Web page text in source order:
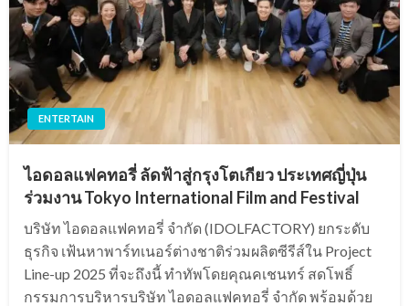
ENTERTAIN
ไอดอลแฟคทอรี่ ลัดฟ้าสู่กรุงโตเกียว ประเทศญี่ปุ่น
ร่วมงาน Tokyo International Film and Festival
บริษัท ไอดอลแฟคทอรี่ จำกัด (IDOLFACTORY) ยกระดับ
ธุรกิจ เฟ้นหาพาร์ทเนอร์ต่างชาติร่วมผลิตซีรีส์ใน Project
Line-up 2025 ที่จะถึงนี้ ทำทัพโดยคุณคเชนทร์ สดโพธิ์
กรรมการบริหารบริษัท ไอดอลแฟคทอรี่ จำกัด พร้อมด้วย